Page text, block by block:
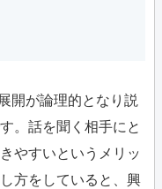
開が論理的となり説
。話を聞く相手にと
やすいというメリッ
方をしていると、興